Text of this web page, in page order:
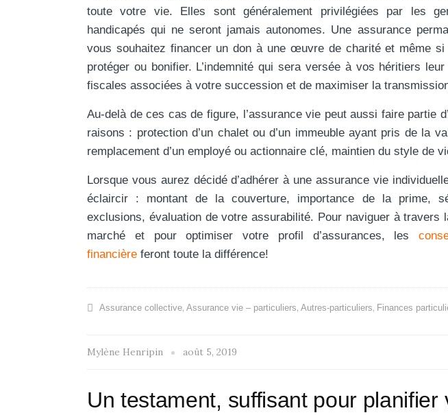
toute votre vie. Elles sont généralement privilégiées par les
handicapés qui ne seront jamais autonomes. Une assurance
vous souhaitez financer un don à une œuvre de charité et même
protéger ou bonifier. L’indemnité qui sera versée à vos héritiers
fiscales associées à votre succession et de maximiser la
Au-delà de ces cas de figure, l’assurance vie peut aussi faire partie
raisons : protection d’un chalet ou d’un immeuble ayant pris de la
remplacement d’un employé ou actionnaire clé, maintien du style de
Lorsque vous aurez décidé d’adhérer à une assurance vie
éclaircir : montant de la couverture, importance de la prime,
exclusions, évaluation de votre assurabilité. Pour naviguer à travers
marché et pour optimiser votre profil d’assurances, les
financière feront toute la différence!
Assurance collective, Assurance vie – particuliers, Autres-particuliers, Finances
Mylène Henripin août 5, 2019
Un testament, suffisant pour planifier